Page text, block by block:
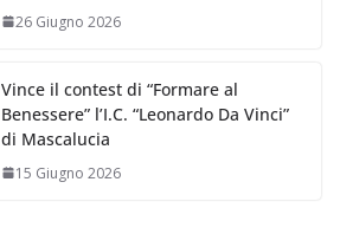
26 Giugno 2026
Vince il contest di “Formare al
Benessere” l’I.C. “Leonardo Da Vinci”
di Mascalucia
15 Giugno 2026